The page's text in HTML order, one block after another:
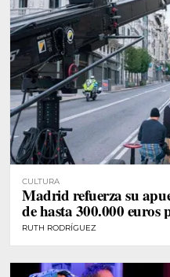
CULTURA
Madrid refuerza su
de hasta 300.000 euros
RUTH RODRÍGUEZ